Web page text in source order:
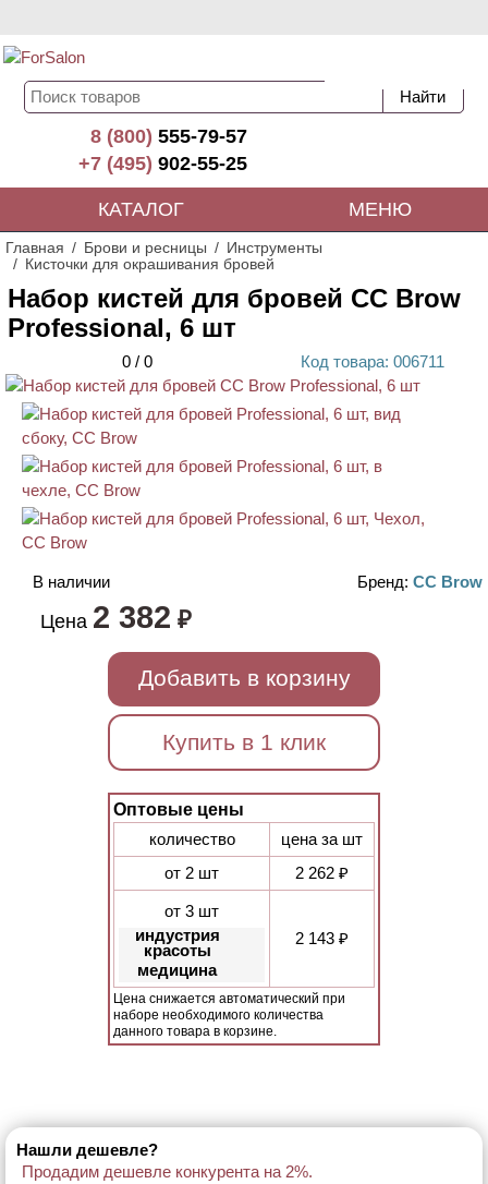
8 (800)555-79-57
+7 (495)902-55-25
КАТАЛОГ МЕНЮ
Главная Брови и ресницы
Инструменты
Кисточки для окрашивания бровей
Набор кистей для бровей CC Brow
Professional, 6 шт
0 / 0 Код товара: 006711
В наличии Бренд: CC Brow
Цена 2 382 ₽
Добавить в корзину
Купить в 1 клик
Оптовые цены
количество
цена за шт
от 2 шт
2 262 ₽
от 3 шт
индустрия
красоты
медицина
2 143 ₽
Цена снижается автоматический при
наборе необходимого количества
данного товара в корзине.
Нашли дешевле?
Продадим дешевле конкурента на 2%.